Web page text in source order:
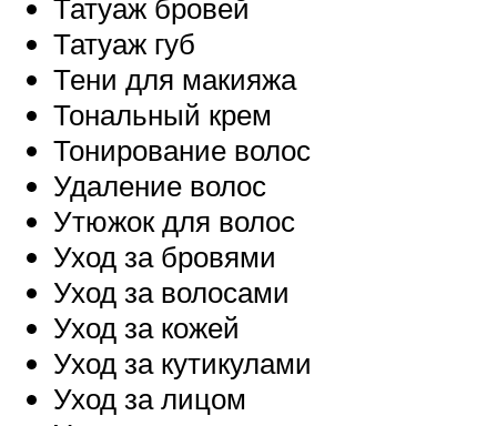
Татуаж бровей
Татуаж губ
Тени для макияжа
Тональный крем
Тонирование волос
Удаление волос
Утюжок для волос
Уход за бровями
Уход за волосами
Уход за кожей
Уход за кутикулами
Уход за лицом